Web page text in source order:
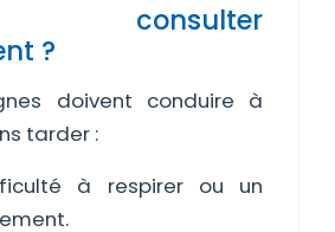
consulter
?
doivent conduire à
tarder :
à respirer ou un